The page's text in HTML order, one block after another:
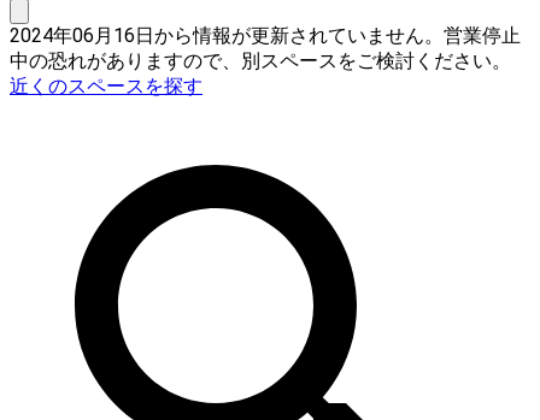
2024年06月16日から情報が更新されていません。営業停止
中の恐れがありますので、別スペースをご検討ください。
近くのスペースを探す